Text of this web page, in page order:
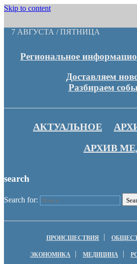
Skip to content
7 АВГУСТА / ПЯТНИЦА
Региональное
Доставляем
Разбираем
АКТУАЛЬНОЕ
АРХИВ
search
Search for:
ПРОИСШЕСТВИЯ
ЭКОНОМИКА МЕДИЦИНА